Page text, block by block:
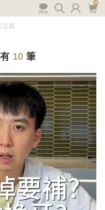
0
定義
10 筆